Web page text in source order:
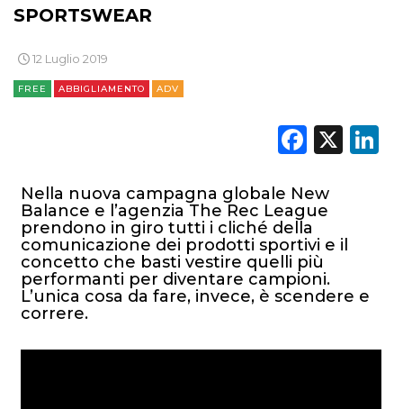
ESTERNA
RADIO / AUDIO
TV
SPORTSWEAR
12 Luglio 2019
FREE ABBIGLIAMENTO ADV
X
Nella nuova campagna globale New
Balance e l’agenzia The Rec League
prendono in giro tutti i cliché della
comunicazione dei prodotti sportivi e il
concetto che basti vestire quelli più
performanti per diventare campioni.
L’unica cosa da fare, invece, è scendere e
correre.